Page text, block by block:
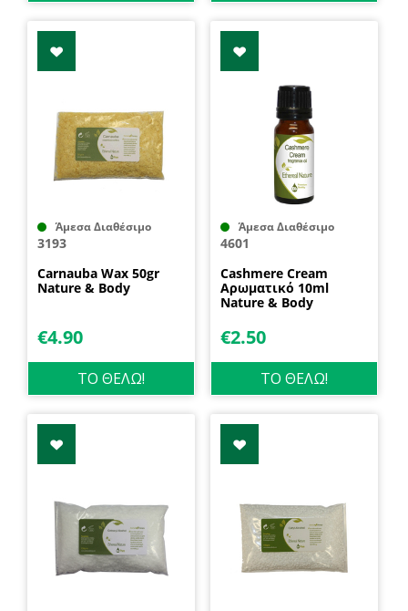
Άμεσα Διαθέσιμο
3193
Carnauba Wax 50gr
Nature & Body
€4.90
ΤΟ ΘΕΛΩ!
Άμεσα Διαθέσιμο
4601
Cashmere Cream
Αρωματικό 10ml
Nature & Body
€2.50
ΤΟ ΘΕΛΩ!